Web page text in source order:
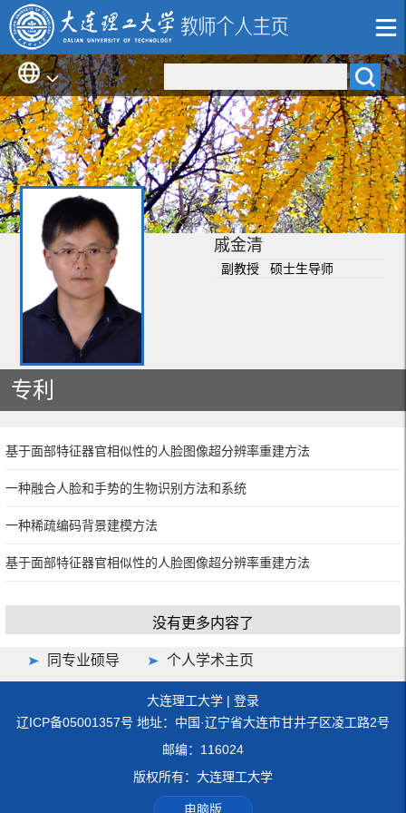
戚金清
副教授 硕士生导师
专利
基于面部特征器官相似性的人脸图像超分辨率重建方法
一种融合人脸和手势的生物识别方法和系统
一种稀疏编码背景建模方法
基于面部特征器官相似性的人脸图像超分辨率重建方法
没有更多内容了
同专业硕导 个人学术主页
大连理工大学 | 登录
辽ICP备05001357号 地址：中国·辽宁省大连市甘井子区凌工路2号
邮编：116024
版权所有：大连理工大学
电脑版